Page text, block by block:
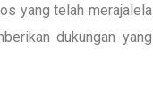
yang telah merajalela
dukungan yang